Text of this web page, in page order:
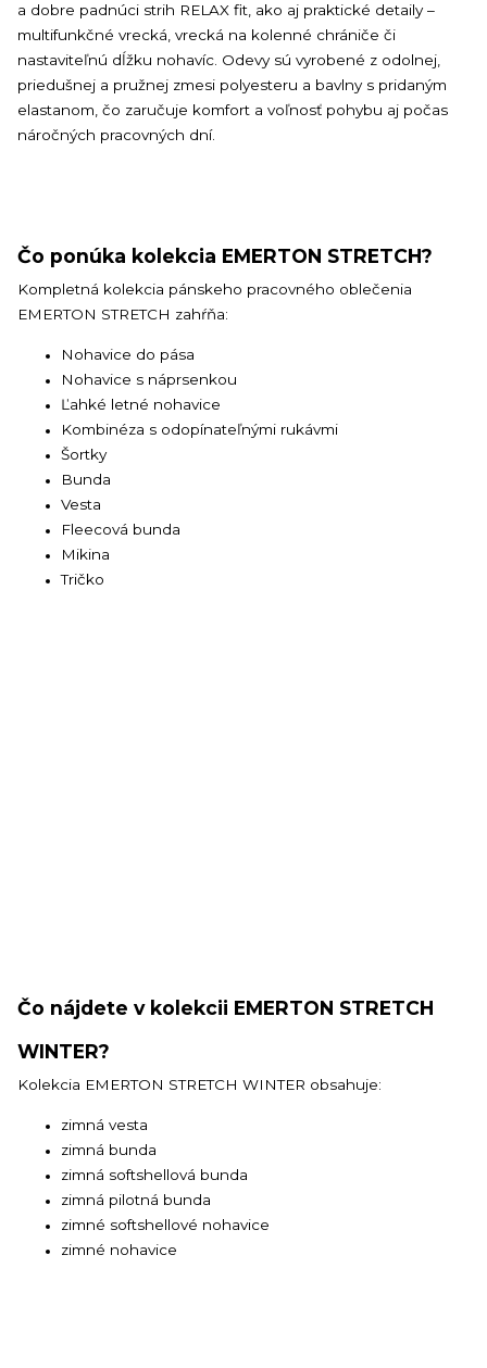
a dobre padnúci strih RELAX fit, ako aj praktické detaily –
multifunkčné vrecká, vrecká na kolenné chrániče či
nastaviteľnú dĺžku nohavíc. Odevy sú vyrobené z odolnej,
priedušnej a pružnej zmesi polyesteru a bavlny s pridaným
elastanom, čo zaručuje komfort a voľnosť pohybu aj počas
náročných pracovných dní.
Čo ponúka kolekcia EMERTON STRETCH?
Kompletná kolekcia pánskeho pracovného oblečenia
EMERTON STRETCH zahŕňa:
Nohavice do pása
Nohavice s náprsenkou
Ľahké letné nohavice
Kombinéza s odopínateľnými rukávmi
Šortky
Bunda
Vesta
Fleecová bunda
Mikina
Tričko
Čo nájdete v kolekcii EMERTON STRETCH
WINTER?
Kolekcia EMERTON STRETCH WINTER obsahuje:
zimná vesta
zimná bunda
zimná softshellová bunda
zimná pilotná bunda
zimné softshellové nohavice
zimné nohavice